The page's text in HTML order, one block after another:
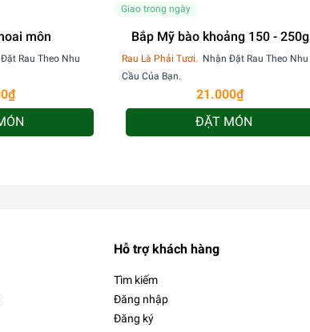
môn
Rau Theo Nhu
Giao trong ngày
Bắp Mỹ bào khoảng 150 - 250g
Rau Là Phải Tươi. Nhận Đặt Rau Theo Nhu
Cầu Của Bạn.
21.000₫
ĐẶT MÓN
Hỗ trợ khách hàng
Tìm kiếm
Đăng nhập
Đăng ký